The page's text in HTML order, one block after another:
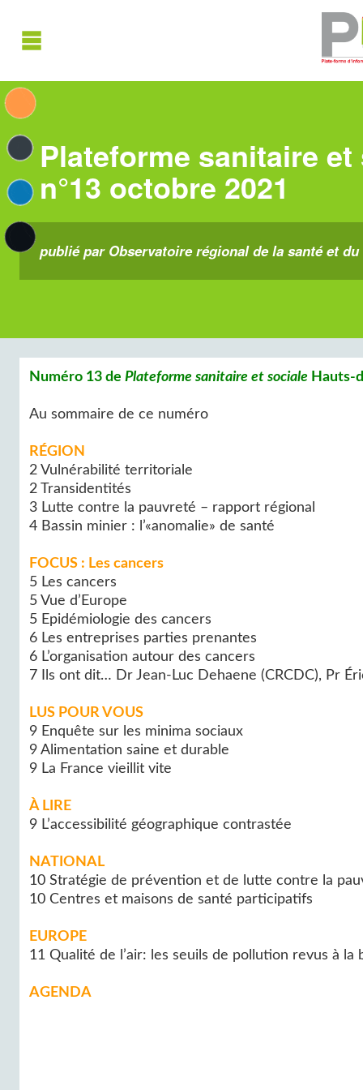
Plateforme sanitaire
n°13 octobre 2021
publié par Observatoire régional de la santé et
Numéro 13 de Plateforme sanitaire et sociale Hauts-
Au sommaire de ce numéro
RÉGION
2 Vulnérabilité territoriale
2 Transidentités
3 Lutte contre la pauvreté – rapport régional
4 Bassin minier : l’«anomalie» de santé
FOCUS : Les cancers
5 Les cancers
5 Vue d’Europe
5 Epidémiologie des cancers
6 Les entreprises parties prenantes
6 L’organisation autour des cancers
7 Ils ont dit… Dr Jean-Luc Dehaene (CRCDC), Pr
LUS POUR VOUS
9 Enquête sur les minima sociaux
9 Alimentation saine et durable
9 La France vieillit vite
À LIRE
9 L’accessibilité géographique contrastée
NATIONAL
10 Stratégie de prévention et de lutte contre la
10 Centres et maisons de santé participatifs
EUROPE
11 Qualité de l’air: les seuils de pollution revus à la
AGENDA